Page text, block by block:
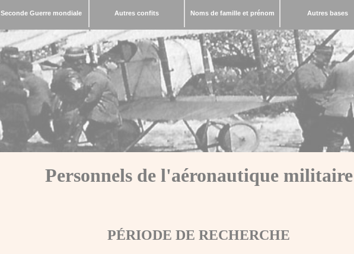
Seconde Guerre mondiale Autres confits Noms de famille et prénom Autres bases
Personnels de l'aéronautique militaire
PÉRIODE DE RECHERCHE